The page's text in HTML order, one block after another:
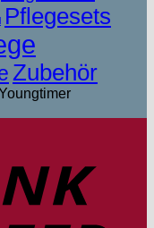
Pflegesets
Zubehör